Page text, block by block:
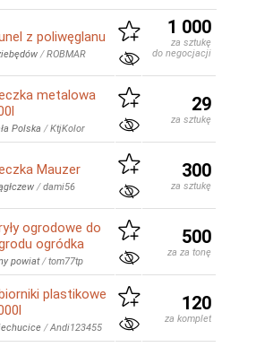
z poliwęglanu
/ROBMAR
1 000
za sztukę
do negocjacji
metalowa
Polska /KtjKolor
29
za sztukę
Mauzer
/dami56
300
za sztukę
ogrodowe do
ogródka
powiat/tom77tp
500
za za tonę
plastikowe
/Andi123455
120
za komplet